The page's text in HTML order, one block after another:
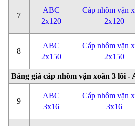
7
ABC
2x120
Cáp nhôm vặn
2x120
8
ABC
2x150
Cáp nhôm vặn
2x150
Bảng giá cáp nhôm vặn xoắn 3 lõi -
9
ABC
3x16
Cáp nhôm vặn
3x16